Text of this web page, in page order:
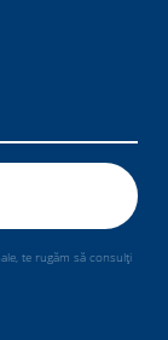
te rugăm să consulți